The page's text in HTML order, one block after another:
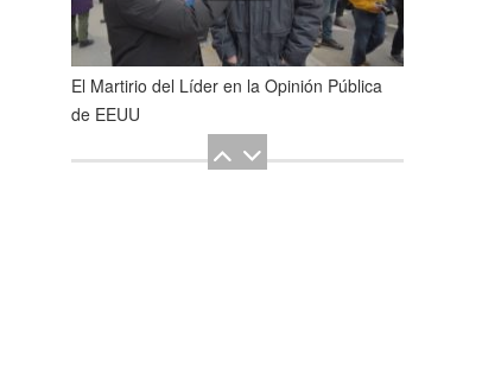
El Martirio del Líder en la Opinión Pública
de EEUU